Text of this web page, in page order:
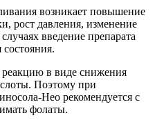
возникает повышение
рост давления, изменение
введение препарата
в виде снижения
Поэтому при
Нео рекомендуется с
фолаты.